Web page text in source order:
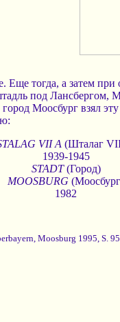
тогда, а затем
под Лансбергом,
Моосбург взял
VII A (Шталаг
1939-1945
STADT(Город)
MOOSBURG
1982
Moosburg 1995, S.